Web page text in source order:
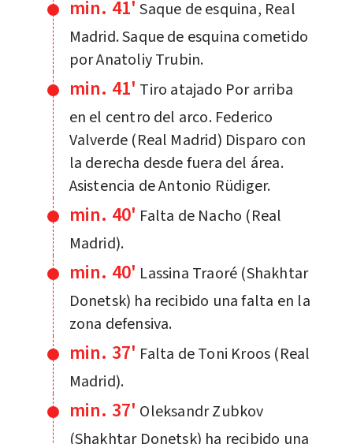
min. 41' Saque de esquina, Real
Madrid. Saque de esquina cometido
por Anatoliy Trubin.
min. 41' Tiro atajado Por arriba
en el centro del arco. Federico
Valverde (Real Madrid) Disparo con
la derecha desde fuera del área.
Asistencia de Antonio Rüdiger.
min. 40' Falta de Nacho (Real
Madrid).
min. 40' Lassina Traoré (Shakhtar
Donetsk) ha recibido una falta en la
zona defensiva.
min. 37' Falta de Toni Kroos (Real
Madrid).
min. 37' Oleksandr Zubkov
(Shakhtar Donetsk) ha recibido una